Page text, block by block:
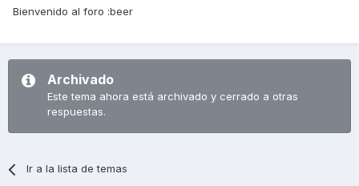
Bienvenido al foro :beer
Archivado
Este tema ahora está archivado y cerrado a otras
respuestas.
Ir a la lista de temas